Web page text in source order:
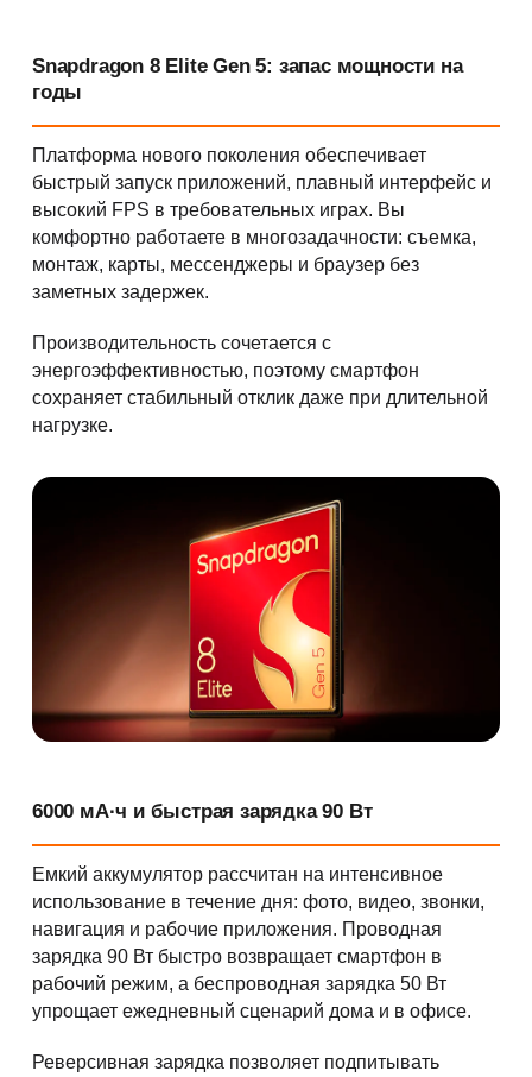
Snapdragon 8 Elite Gen 5: запас мощности на
годы
Платформа нового поколения обеспечивает
быстрый запуск приложений, плавный интерфейс и
высокий FPS в требовательных играх. Вы
комфортно работаете в многозадачности: съемка,
монтаж, карты, мессенджеры и браузер без
заметных задержек.
Производительность сочетается с
энергоэффективностью, поэтому смартфон
сохраняет стабильный отклик даже при длительной
нагрузке.
6000 мА·ч и быстрая зарядка 90 Вт
Емкий аккумулятор рассчитан на интенсивное
использование в течение дня: фото, видео, звонки,
навигация и рабочие приложения. Проводная
зарядка 90 Вт быстро возвращает смартфон в
рабочий режим, а беспроводная зарядка 50 Вт
упрощает ежедневный сценарий дома и в офисе.
Реверсивная зарядка позволяет подпитывать